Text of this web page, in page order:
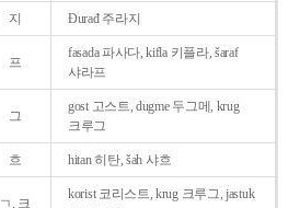
지 Ðurađ 주라지
프
fasada 파사다, kifla 키플라, šaraf
샤라프
그
gost 고스트, dugme 두그메, krug
크루그
흐 hitan 히탄, šah 샤흐
ㄱ, 크
korist 코리스트, krug 크루그, jastuk